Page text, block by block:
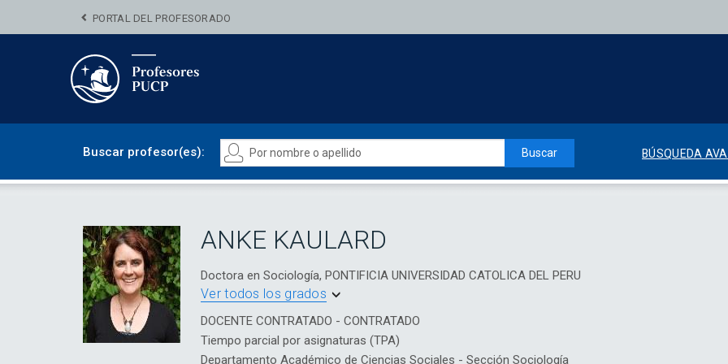
PORTAL DEL PROFESORADO
Buscar profesor(es): Buscar BÚSQUEDA
ANKE KAULARD
Doctora en Sociología, PONTIFICIA UNIVERSIDAD CATOLICA DEL PERU
Ver todos los grados
DOCENTE CONTRATADO - CONTRATADO
Tiempo parcial por asignaturas (TPA)
Departamento Académico de Ciencias Sociales - Sección Sociología